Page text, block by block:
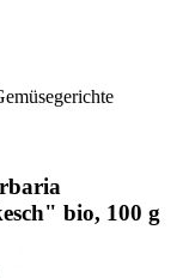
bio, 100 g